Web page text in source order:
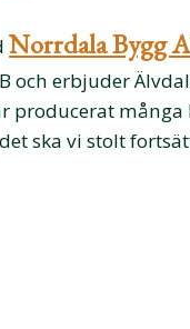
Norrdala Bygg
och erbjuder
producerat
ska vi stolt